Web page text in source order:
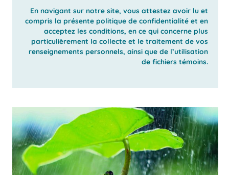
En navigant sur notre site, vous attestez avoir lu et
compris la présente politique de confidentialité et en
acceptez les conditions, en ce qui concerne plus
particulièrement la collecte et le traitement de vos
renseignements personnels, ainsi que de l’utilisation
de fichiers témoins.